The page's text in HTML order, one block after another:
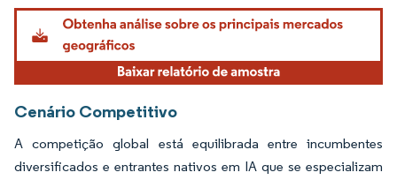
Imagem © Mordor Intelligence. O reuso requer atribuição conforme CC BY 4.0.
Cenário Competitivo
A competição global está equilibrada entre incumbentes
diversificados e entrantes nativos em IA que se especializam